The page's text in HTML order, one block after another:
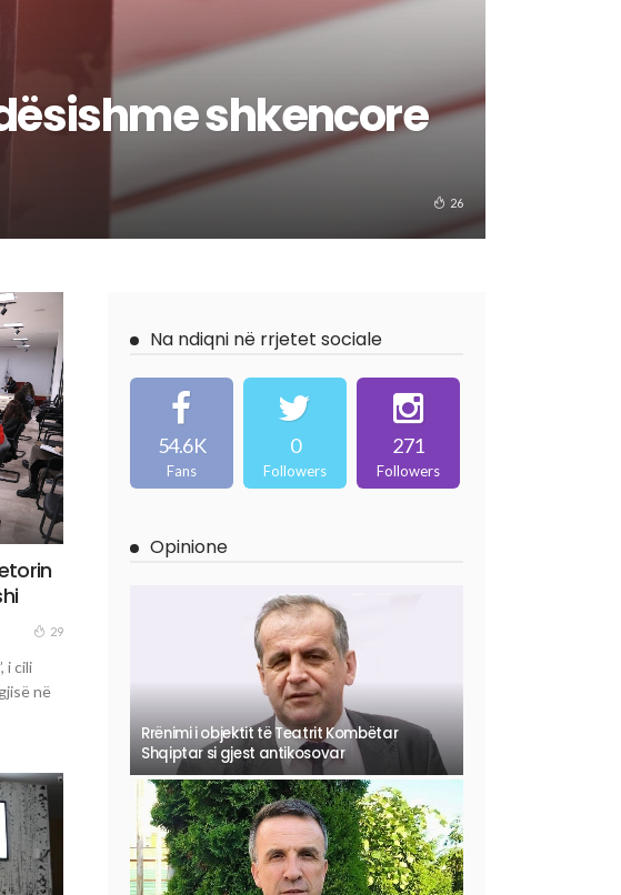
shkencore
26
29
i cili
në
Na ndiqni në rrjetet sociale
54.6K
Fans
0
Followers
271
Followers
Opinione
Rrënimi i objektit të Teatrit Kombëtar
Shqiptar si gjest antikosovar